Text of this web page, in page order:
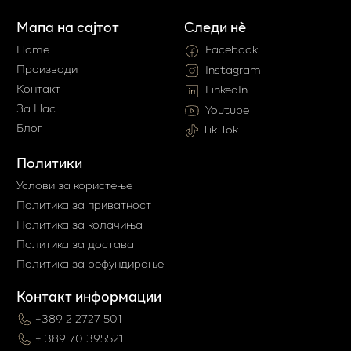
Мапа на сајтот
Home
Производи
Контакт
За Нас
Блог
Политики
Услови за користење
Политика за приватност
Политика за колачиња
Политика за достава
Политика за рефундирање
Контакт информации
+389 2 2727 501
+ 389 70 395521
Следи нè
Facebook
Instagram
LinkedIn
Youtube
Tik Tok